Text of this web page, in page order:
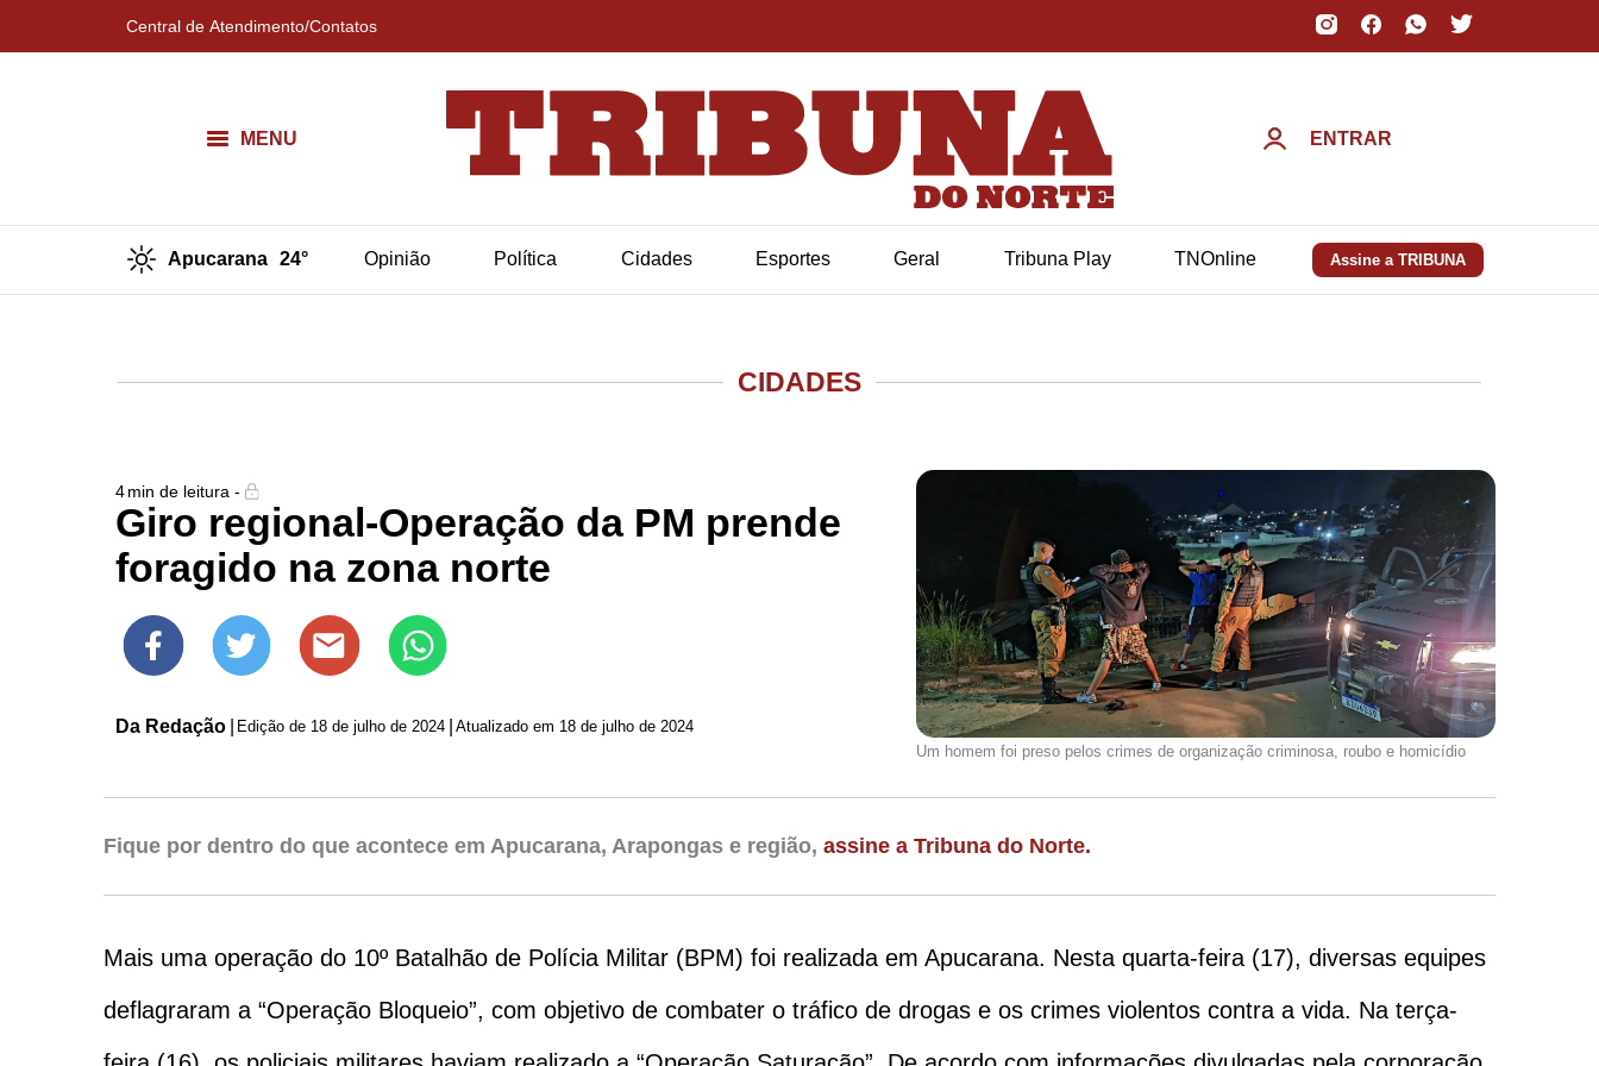
Central de Atendimento/Contatos
MENU ENTRAR
Apucarana 24° Opinião Política Cidades Esportes Geral Tribuna Play TNOnline Assine a TRIBUNA
CIDADES
4min de leitura -
Giro regional-Operação da PM prende
foragido na zona norte
Da Redação Edição de 18 de julho de 2024 Atualizado em 18 de julho de 2024
Um homem foi preso pelos crimes de organização criminosa, roubo e homicídio
Fique por dentro do que acontece em Apucarana, Arapongas e região, assine a Tribuna do Norte.
Mais uma operação do 10º Batalhão de Polícia Militar (BPM) foi realizada em Apucarana. Nesta quarta-feira (17), diversas equipes
deflagraram a “Operação Bloqueio”, com objetivo de combater o tráfico de drogas e os crimes violentos contra a vida. Na terça-